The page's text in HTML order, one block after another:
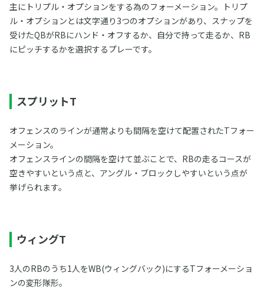
主にトリプル・オプションをする為のフォーメーション。トリプ
ル・オプションとは文字通り3つのオプションがあり、スナップを
受けたQBがRBにハンド・オフするか、自分で持って走るか、RB
にピッチするかを選択するプレーです。
スプリットT
オフェンスのラインが通常よりも間隔を空けて配置されたTフォー
メーション。
オフェンスラインの間隔を空けて並ぶことで、RBの走るコースが
空きやすいという点と、アングル・ブロックしやすいという点が
挙げられます。
ウィングT
3人のRBのうち1人をWB(ウィングバック)にするTフォーメーショ
ンの変形隊形。